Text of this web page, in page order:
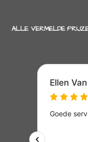
ALLE VERMELDE